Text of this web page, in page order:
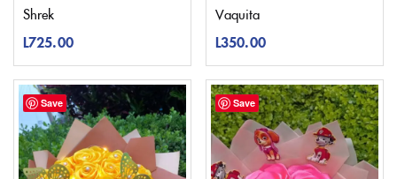
Shrek
L725.00
Vaquita
L350.00
Save Save